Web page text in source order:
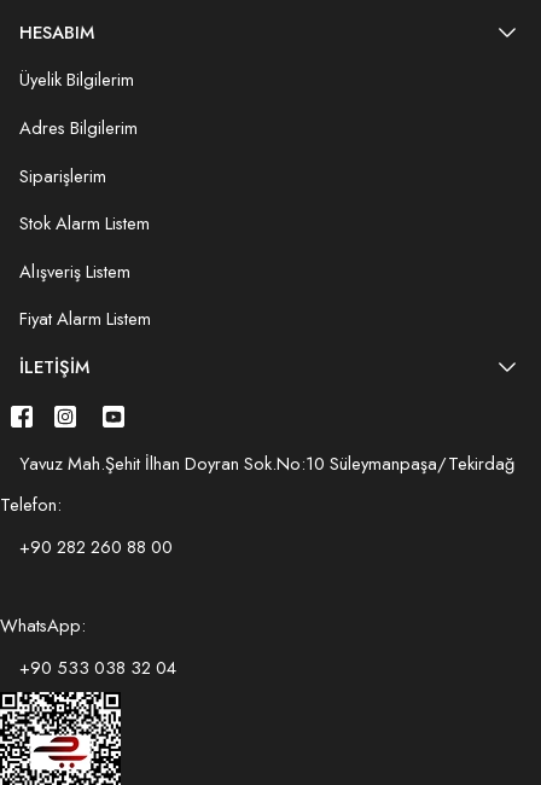
HESABIM
Üyelik Bilgilerim
Adres Bilgilerim
Siparişlerim
Stok Alarm Listem
Alışveriş Listem
Fiyat Alarm Listem
İLETIŞIM
Yavuz Mah.Şehit İlhan Doyran Sok.No:10 Süleymanpaşa/Tekirdağ
Telefon:
+90 282 260 88 00
WhatsApp:
+90 533 038 32 04